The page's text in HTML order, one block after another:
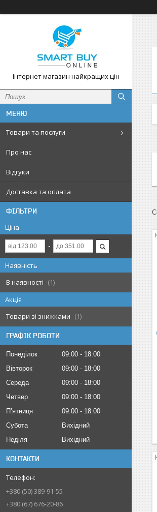
Інтернет магазин найкращих цін
Товари та послуги
Про нас
Відгуки
Доставка та оплата
ФІЛЬТРИ
Ціна
Наявність
В наявності
1
Акція
Товари зі знижками
1
ГРАФІК РОБОТИ
Понеділок 09:00
18:00
Вівторок
09:00
18:00
Середа
09:00
18:00
Четвер
09:00
18:00
Пʼятниця
09:00
18:00
Субота
Вихідний
Неділя
Вихідний
КОНТАКТИ
+380 (50) 389-91-55
+380 (67) 676-20-86